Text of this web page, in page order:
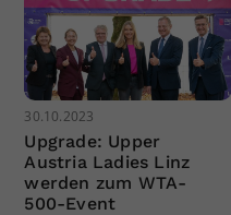
30.10.2023
Upgrade: Upper
Austria Ladies Linz
werden zum WTA-
500-Event